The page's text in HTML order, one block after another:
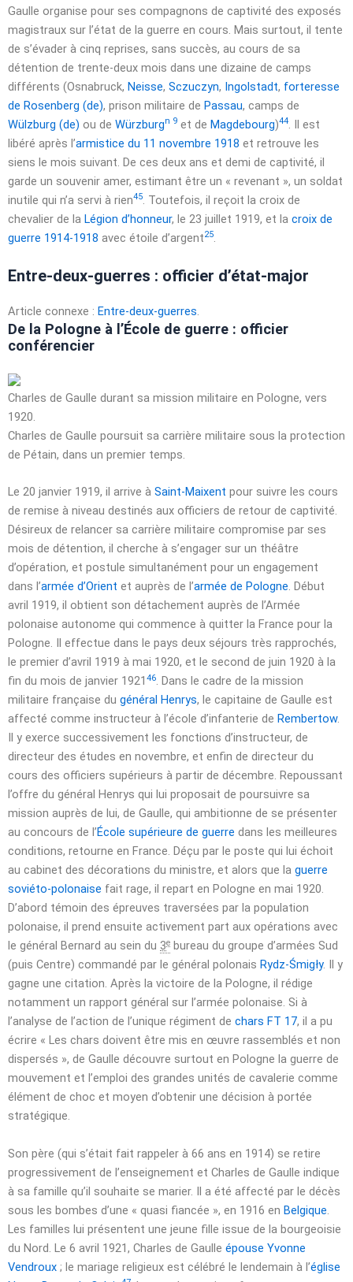
Gaulle organise pour ses compagnons de captivité des exposés
magistraux sur l’état de la guerre en cours. Mais surtout, il tente
de s’évader à cinq reprises, sans succès, au cours de sa
détention de trente-deux mois dans une dizaine de camps
différents (Osnabruck, Neisse, Sczuczyn, Ingolstadt, forteresse
de Rosenberg (de), prison militaire de Passau, camps de
Wülzburg (de) ou de Würzburgn 9 et de Magdebourg)44
. Il est
libéré après l’armistice du 11 novembre 1918 et retrouve les
siens le mois suivant. De ces deux ans et demi de captivité, il
garde un souvenir amer, estimant être un « revenant », un soldat
inutile qui n’a servi à rien45
. Toutefois, il reçoit la croix de
chevalier de la Légion d’honneur, le 23 juillet 1919, et la croix de
guerre 1914-1918 avec étoile d’argent25
Entre-deux-guerres : officier d’état-major
Article connexe : Entre-deux-guerres.
De la Pologne à l’École de guerre : officier
conférencier
Charles de Gaulle durant sa mission militaire en Pologne, vers
1920.
Charles de Gaulle poursuit sa carrière militaire sous la protection
de Pétain, dans un premier temps.
Le 20 janvier 1919, il arrive à Saint-Maixent pour suivre les cours
de remise à niveau destinés aux officiers de retour de captivité.
Désireux de relancer sa carrière militaire compromise par ses
mois de détention, il cherche à s’engager sur un théâtre
d’opération, et postule simultanément pour un engagement
dans l’armée d’Orient et auprès de l’armée de Pologne. Début
avril 1919, il obtient son détachement auprès de l’Armée
polonaise autonome qui commence à quitter la France pour la
Pologne. Il effectue dans le pays deux séjours très rapprochés,
le premier d’avril 1919 à mai 1920, et le second de juin 1920 à la
fin du mois de janvier 1921 46. Dans le cadre de la mission
militaire française du général Henrys, le capitaine de Gaulle est
affecté comme instructeur à l’école d’infanterie de Rembertow.
Il y exerce successivement les fonctions d’instructeur, de
directeur des études en novembre, et enfin de directeur du
cours des officiers supérieurs à partir de décembre. Repoussant
l’offre du général Henrys qui lui proposait de poursuivre sa
mission auprès de lui, de Gaulle, qui ambitionne de se présenter
au concours de l’École supérieure de guerre dans les meilleures
conditions, retourne en France. Déçu par le poste qui lui échoit
au cabinet des décorations du ministre, et alors que la guerre
soviéto-polonaise fait rage, il repart en Pologne en mai 1920.
D’abord témoin des épreuves traversées par la population
polonaise, il prend ensuite activement part aux opérations avec
le général Bernard au sein du 3e bureau du groupe d’armées Sud
(puis Centre) commandé par le général polonais Rydz-Śmigły. Il y
gagne une citation. Après la victoire de la Pologne, il rédige
notamment un rapport général sur l’armée polonaise. Si à
l’analyse de l’action de l’unique régiment de chars FT 17, il a pu
écrire « Les chars doivent être mis en œuvre rassemblés et non
dispersés », de Gaulle découvre surtout en Pologne la guerre de
mouvement et l’emploi des grandes unités de cavalerie comme
élément de choc et moyen d’obtenir une décision à portée
stratégique.
Son père (qui s’était fait rappeler à 66 ans en 1914) se retire
progressivement de l’enseignement et Charles de Gaulle indique
à sa famille qu’il souhaite se marier. Il a été affecté par le décès
sous les bombes d’une « quasi fiancée », en 1916 en Belgique
Les familles lui présentent une jeune fille issue de la bourgeoisie
du Nord. Le 6 avril 1921, Charles de Gaulle épouse Yvonne
Vendroux ; le mariage religieux est célébré le lendemain à l’église